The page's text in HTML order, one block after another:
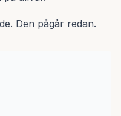
Den pågår redan.